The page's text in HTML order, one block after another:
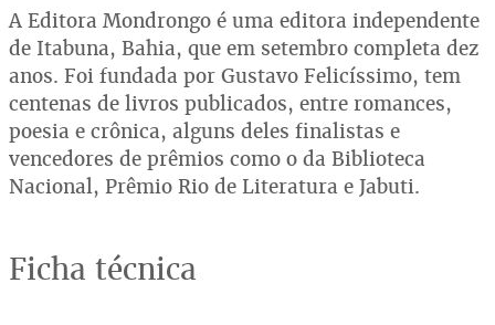
A Editora Mondrongo é uma editora independente
de Itabuna, Bahia, que em setembro completa dez
anos. Foi fundada por Gustavo Felicíssimo, tem
centenas de livros publicados, entre romances,
poesia e crônica, alguns deles finalistas e
vencedores de prêmios como o da Biblioteca
Nacional, Prêmio Rio de Literatura e Jabuti.
Ficha técnica